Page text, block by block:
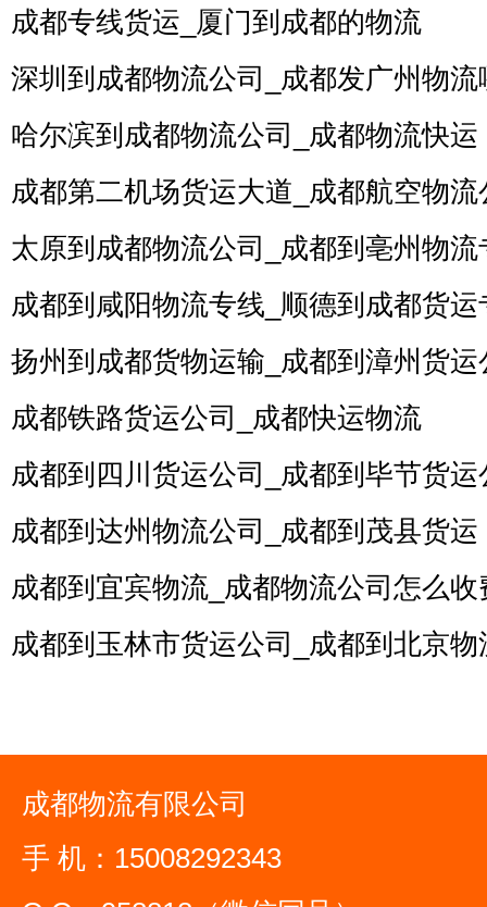
成都专线货运_厦门到成都的物流
深圳到成都物流公司_成都发广州物流
哈尔滨到成都物流公司_成都物流快运
成都第二机场货运大道_成都航空物
太原到成都物流公司_成都到亳州物流
成都到咸阳物流专线_顺德到成都货运
扬州到成都货物运输_成都到漳州货运
成都铁路货运公司_成都快运物流
成都到四川货运公司_成都到毕节货运
成都到达州物流公司_成都到茂县货运
成都到宜宾物流_成都物流公司怎么收
成都到玉林市货运公司_成都到北京
成都物流有限公司
手 机：15008292343